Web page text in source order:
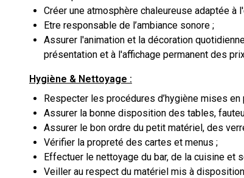
Créer une atmosphère chaleureuse adaptée
Etre responsable de l’ambiance sonore ;
Assurer l'animation et la décoration
présentation et à l'affichage permanent des
Hygiène & Nettoyage :
Respecter les procédures d’hygiène mises en
Assurer la bonne disposition des tables,
Assurer le bon ordre du petit matériel, des
Vérifier la propreté des cartes et menus ;
Effectuer le nettoyage du bar, de la cuisine et
Veiller au respect du matériel mis à